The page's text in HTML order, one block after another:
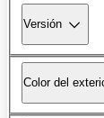
Versión
Color del